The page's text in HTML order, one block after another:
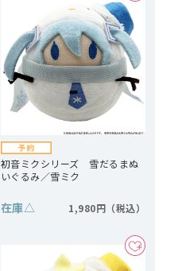
初音ミクシリーズ 雪だるまぬ
いぐるみ／雪ミク
在庫△ 1,980円